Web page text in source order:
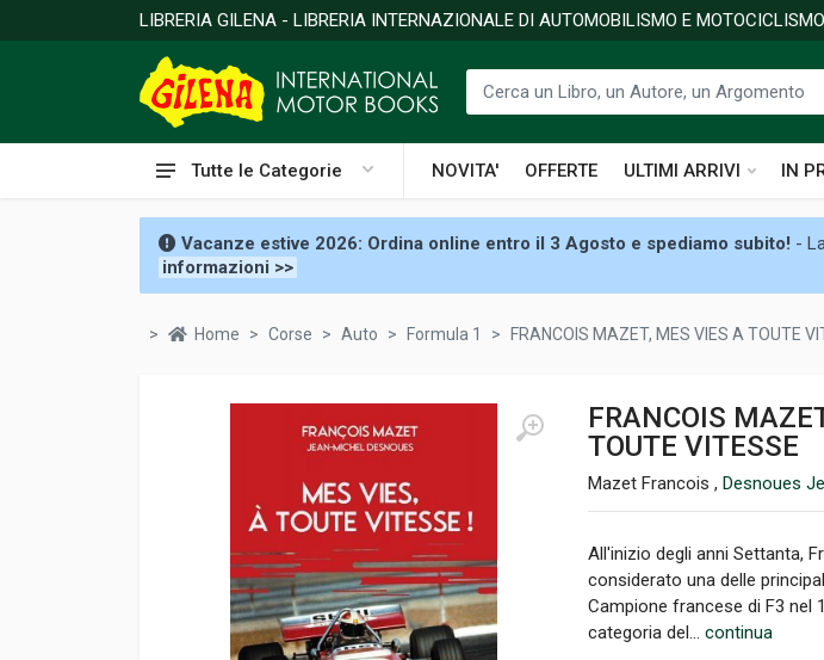
LIBRERIA GILENA - LIBRERIA INTERNAZIONALE DI AUTOMOBILISMO E MOTOCICLISMO
Tutte le Categorie NOVITA' OFFERTE ULTIMI ARRIVI IN
Vacanze estive 2026: Ordina online entro il 3 Agosto e spediamo subito! -
informazioni >>
Home Corse Auto Formula 1 FRANCOIS MAZET, MES VIES A TOUTE
FRANCOIS
TOUTE VITESSE
Mazet Francois , Desnoues
All'inizio degli anni Settanta,
considerato una delle
Campione francese di F3 nel
categoria del... continua